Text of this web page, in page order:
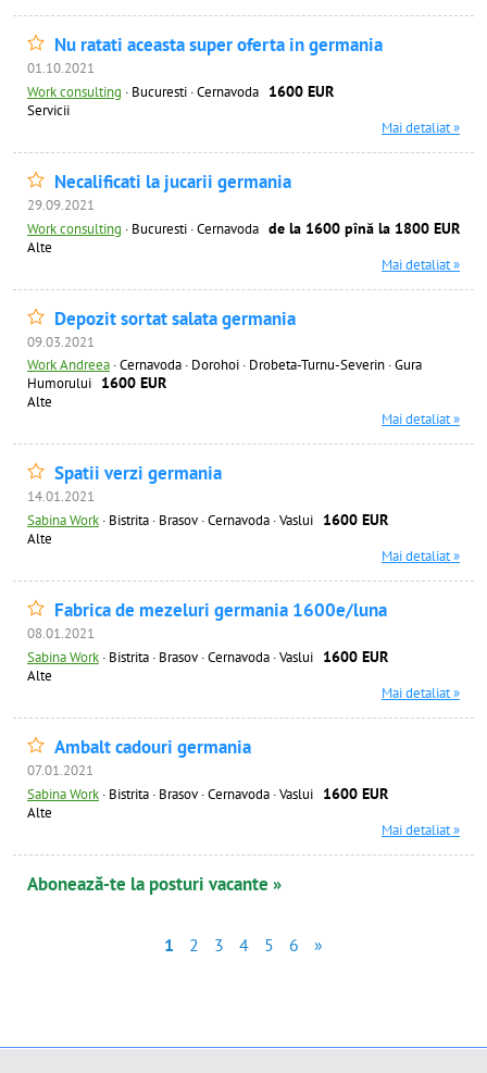
Nu ratati aceasta super oferta in germania
01.10.2021
Work consulting · Bucuresti · Cernavoda 1600 EUR
Servicii
Mai detaliat »
Necalificati la jucarii germania
29.09.2021
Work consulting · Bucuresti · Cernavoda de la 1600 pînă la 1800 EUR
Alte
Mai detaliat »
Depozit sortat salata germania
09.03.2021
Work Andreea ·Cernavoda · Dorohoi · Drobeta-Turnu-Severin · Gura
Humorului
1600 EUR
Alte
Mai detaliat »
Spatii verzi germania
14.01.2021
Sabina Work · Bistrita · Brasov · Cernavoda · Vaslui 1600 EUR
Alte
Mai detaliat »
Fabrica de mezeluri germania 1600e/luna
08.01.2021
Sabina Work · Bistrita · Brasov · Cernavoda · Vaslui 1600 EUR
Alte
Mai detaliat »
Ambalt cadouri germania
07.01.2021
Sabina Work · Bistrita · Brasov · Cernavoda · Vaslui 1600 EUR
Alte
Mai detaliat »
Abonează-te la posturi vacante »
1 2 3 4 5 6 »